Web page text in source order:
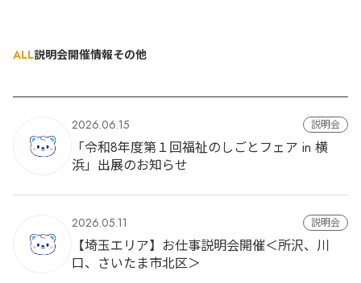
ALL説明会開催情報その他
2026.06.15 説明会
「令和8年度第１回福祉のしごとフェア in 横
浜」出展のお知らせ
2026.05.11 説明会
【埼玉エリア】お仕事説明会開催＜所沢、川
口、さいたま市北区＞